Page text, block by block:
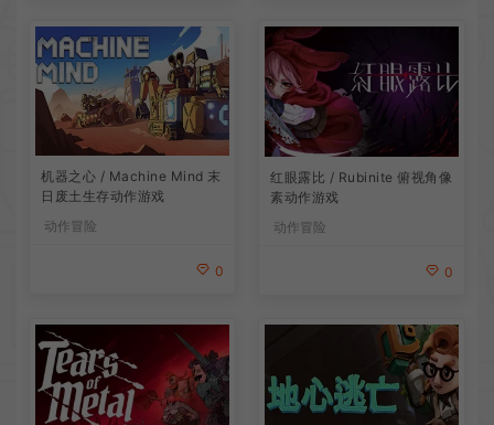
机器之心 / Machine Mind 末
日废土生存动作游戏
动作冒险
0
红眼露比 / Rubinite 俯视角像
素动作游戏
动作冒险
0